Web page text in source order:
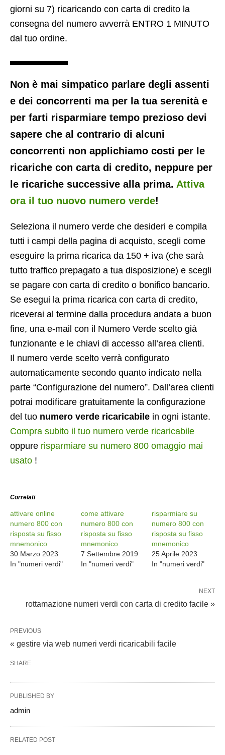
giorni su 7) ricaricando con carta di credito la
consegna del numero avverrà ENTRO 1 MINUTO
dal tuo ordine.
Non è mai simpatico parlare degli assenti
e dei concorrenti ma per la tua serenità e
per farti risparmiare tempo prezioso devi
sapere che al contrario di alcuni
concorrenti non applichiamo costi per le
ricariche con carta di credito, neppure per
le ricariche successive alla prima. Attiva
ora il tuo nuovo numero verde!
Seleziona il numero verde che desideri e compila
tutti i campi della pagina di acquisto, scegli come
eseguire la prima ricarica da 150 + iva (che sarà
tutto traffico prepagato a tua disposizione) e scegli
se pagare con carta di credito o bonifico bancario.
Se esegui la prima ricarica con carta di credito,
riceverai al termine dalla procedura andata a buon
fine, una e-mail con il Numero Verde scelto già
funzionante e le chiavi di accesso all’area clienti.
Il numero verde scelto verrà configurato
automaticamente secondo quanto indicato nella
parte “Configurazione del numero”. Dall’area clienti
potrai modificare gratuitamente la configurazione
del tuo numero verde ricaricabile in ogni istante.
Compra subito il tuo numero verde ricaricabile
oppure risparmiare su numero 800 omaggio mai
usato !
Correlati
attivare online
numero 800 con
risposta su fisso
mnemonico
30 Marzo 2023
In "numeri verdi"
come attivare
numero 800 con
risposta su fisso
mnemonico
7 Settembre 2019
In "numeri verdi"
risparmiare su
numero 800 con
risposta su fisso
mnemonico
25 Aprile 2023
In "numeri verdi"
NEXT
rottamazione numeri verdi con carta di credito facile »
PREVIOUS
« gestire via web numeri verdi ricaricabili facile
SHARE
PUBLISHED BY
admin
RELATED POST